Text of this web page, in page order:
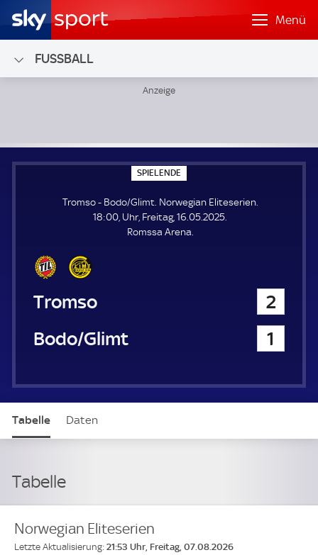
Menü
FUSSBALL
SPIELENDE
P
E
L
E
N
Tromso - Bodo/Glimt. Norwegian Eliteserien.
18:00, Uhr, Freitag, 16.05.2025.
Romssa Arena.
Tromso
2
Bodo/Glimt
1
Tabelle Daten
Tabelle
Norwegian Eliteserien
Letzte Aktualisierung: 21:53 Uhr, Freitag, 07.08.2026